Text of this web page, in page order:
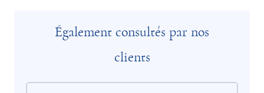
Également consultés par nos
clients